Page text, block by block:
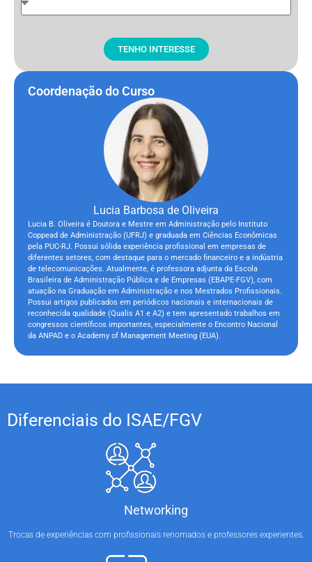
TENHO INTERESSE
Coordenação do Curso
Lucia Barbosa de Oliveira
Lucia B. Oliveira é Doutora e Mestre em Administração pelo Instituto
Coppead de Administração (UFRJ) e graduada em Ciências Econômicas
pela PUC-RJ. Possui sólida experiência profissional em empresas de
diferentes setores, com destaque para o mercado financeiro e a indústria
de telecomunicações. Atualmente, é professora adjunta da Escola
Brasileira de Administração Pública e de Empresas (EBAPE-FGV), com
atuação na Graduação em Administração e nos Mestrados Profissionais.
Possui artigos publicados em periódicos nacionais e internacionais de
reconhecida qualidade (Qualis A1 e A2) e tem apresentado trabalhos em
congressos científicos importantes, especialmente o Encontro Nacional
da ANPAD e o Academy of Management Meeting (EUA).
Diferenciais do ISAE/FGV
Networking
Trocas de experiências com profissionais renomados e professores experientes.